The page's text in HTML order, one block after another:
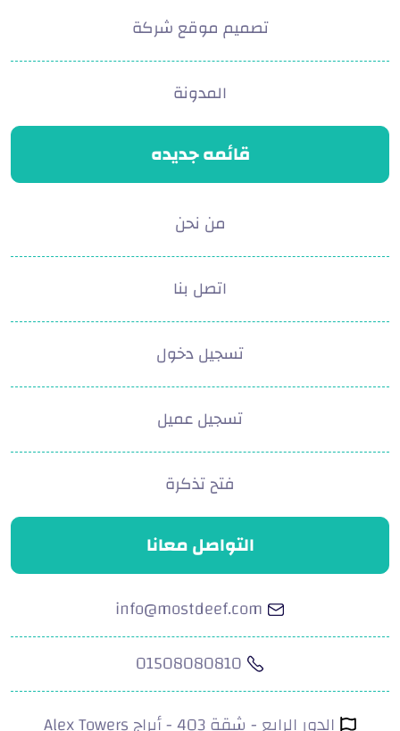
تصميم موقع شركة
المدونة
قائمه جديده
من نحن
اتصل بنا
تسجيل دخول
تسجيل عميل
فتح تذكرة
التواصل معانا